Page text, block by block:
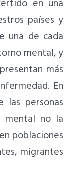
en una
países y
una de cada
mental, y
más
En
las personas
mental no la
poblaciones
migrantes